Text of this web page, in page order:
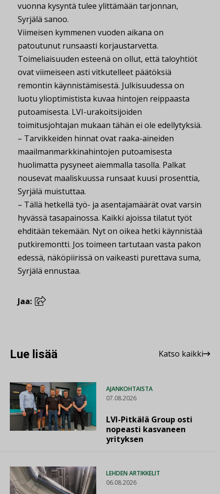
vuonna kysyntä tulee ylittämään tarjonnan,
Syrjälä sanoo.
Viimeisen kymmenen vuoden aikana on
patoutunut runsaasti korjaustarvetta.
Toimeliaisuuden esteenä on ollut, että taloyhtiöt
ovat viimeiseen asti vitkutelleet päätöksiä
remontin käynnistämisestä. Julkisuudessa on
luotu ylioptimistista kuvaa hintojen reippaasta
putoamisesta. LVI-urakoitsijoiden
toimitusjohtajan mukaan tähän ei ole edellytyksiä.
– Tarvikkeiden hinnat ovat raaka-aineiden
maailmanmarkkinahintojen putoamisesta
huolimatta pysyneet aiemmalla tasolla. Palkat
nousevat maaliskuussa runsaat kuusi prosenttia,
Syrjälä muistuttaa.
– Tällä hetkellä työ- ja asentajamäärät ovat varsin
hyvässä tasapainossa. Kaikki ajoissa tilatut työt
ehditään tekemään. Nyt on oikea hetki käynnistää
putkiremontti. Jos toimeen tartutaan vasta pakon
edessä, näköpiirissä on vaikeasti purettava suma,
Syrjälä ennustaa.
Jaa:
Lue lisää Katso kaikki
AJANKOHTAISTA
07.08.2026
LVI-Pitkälä Group osti
nopeasti kasvaneen
yrityksen
LEHDEN ARTIKKELIT
06.08.2026